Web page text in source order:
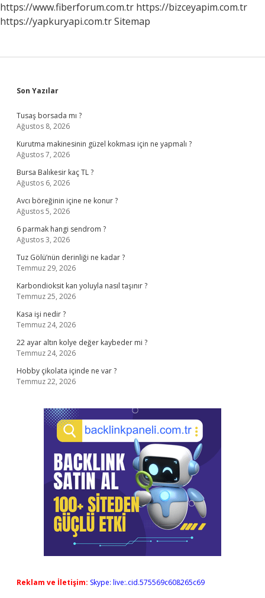
https://www.fiberforum.com.tr https://bizceyapim.com.tr
https://yapkuryapi.com.trSitemap
Sidebar
Son Yazılar
Tusaş borsada mı ?
Ağustos 8, 2026
Kurutma makinesinin güzel kokması için ne yapmalı ?
Ağustos 7, 2026
Bursa Balıkesir kaç TL ?
Ağustos 6, 2026
Avcı böreğinin içine ne konur ?
Ağustos 5, 2026
6 parmak hangi sendrom ?
Ağustos 3, 2026
Tuz Gölü’nün derinliği ne kadar ?
Temmuz 29, 2026
Karbondioksit kan yoluyla nasıl taşınır ?
Temmuz 25, 2026
Kasa işi nedir ?
Temmuz 24, 2026
22 ayar altın kolye değer kaybeder mi ?
Temmuz 24, 2026
Hobby çikolata içinde ne var ?
Temmuz 22, 2026
Reklam ve İletişim: Skype: live:.cid.575569c608265c69